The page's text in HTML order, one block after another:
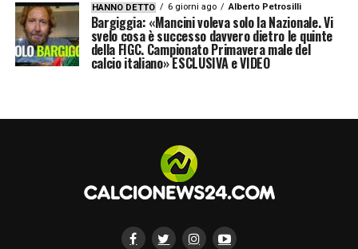
ridotto racconta anche una certa volontà di
restare protagonista a Roma, mettendo il
progetto davanti alle offerte
Un’operazione economicamente più
sostenibile
Il nuovo contratto, inoltre, appare più
HANNO DETTO 6 giorni ago Alberto Petrosilli
Bargiggia: «Mancini voleva solo la Nazionale. Vi
svelo cosa è successo davvero dietro le quinte
della FIGC. Campionato Primavera male del
calcio italiano» ESCLUSIVA e VIDEO